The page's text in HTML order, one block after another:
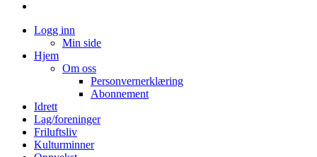
Logg inn
Min side
Hjem
Om oss
Personvernerklæring
Abonnement
Idrett
Lag/foreninger
Friluftsliv
Kulturminner